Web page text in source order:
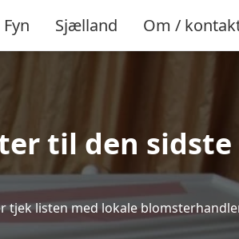
Fyn Sjælland Om /
til den
listen med lokale